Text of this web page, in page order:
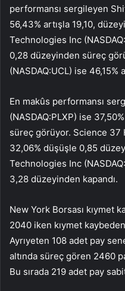
performansı sergileyen
56,43% artışla 19,10,
Technologies Inc (NASDAQ:
0,28 düzeyinden süreç
(NASDAQ:UCL) ise 46,15%
En makûs performansı
(NASDAQ:PLXP) ise
süreç görüyor. Science 37
32,06% düşüşle 0,85
Technologies Inc (NASDAQ:
3,28 düzeyinden kapandı.
New York Borsası kıymet
2040 iken kıymet
Ayrıyeten 108 adet pay
altında süreç gören 2460
Bu sırada 219 adet pay